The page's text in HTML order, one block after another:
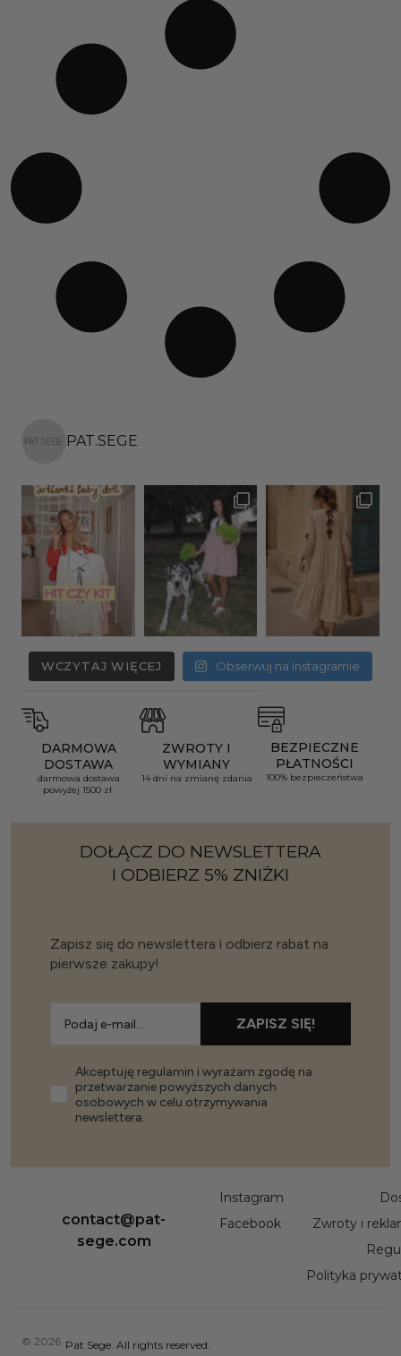
PAT.SEGE
WCZYTAJ WIĘCEJ Obserwuj na Instagramie
DARMOWA
DOSTAWA
darmowa dostawa
powyżej 1500 zł
ZWROTY I
WYMIANY
14 dni na zmianę zdania
BEZPIECZNE
PŁATNOŚCI
100% bezpieczeństwa
DOŁĄCZ DO NEWSLETTERA
I ODBIERZ 5% ZNIŻKI
Zapisz się do newslettera i odbierz rabat na
pierwsze zakupy!
ZAPISZ SIĘ!
Akceptuję regulamin i wyrażam zgodę na
przetwarzanie powyższych danych
osobowych w celu otrzymywania
newslettera.
contact@pat-
sege.com
Instagram
Facebook
Zwroty i
Polityka
© 2026 Pat Sege. All rights reserved.